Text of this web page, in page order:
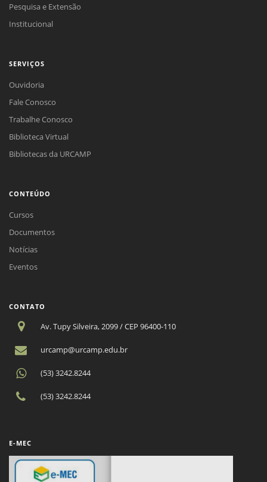
Pesquisa e Extensão
Institucional
SERVIÇOS
Ouvidoria
Fale Conosco
Trabalhe Conosco
Biblioteca Virtual
Bibliotecas da URCAMP
CONTEÚDO
Cursos
Documentos
Notícias
Eventos
CONTATO
Av. Tupy Silveira, 2099 / CEP 96400-110
urcamp@urcamp.edu.br
(53) 3242.8244
(53) 3242.8244
E-MEC